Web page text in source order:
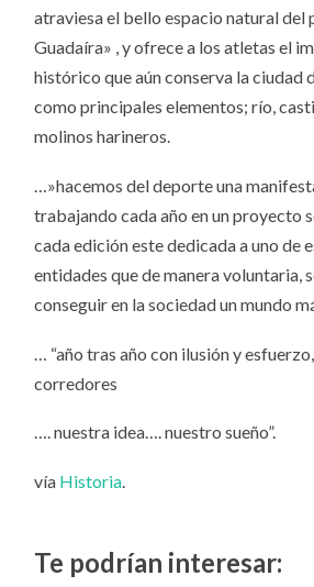
atraviesa el bello espacio natural del
Guadaíra» , y ofrece a los atletas el
histórico que aún conserva la ciudad
como principales elementos; río,
molinos harineros.
…»hacemos del deporte una
trabajando cada año en un proyecto
cada edición este dedicada a uno de
entidades que de manera voluntaria,
conseguir en la sociedad un mundo
… “año tras año con ilusión y
corredores
…. nuestra idea…. nuestro sueño”.
vía Historia
Te podrían interesar: